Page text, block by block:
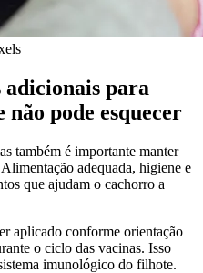
adicionais para
pode esquecer
também é importante manter
adequada, higiene e
que ajudam o cachorro a
aplicado conforme orientação
o ciclo das vacinas. Isso
imunológico do filhote.